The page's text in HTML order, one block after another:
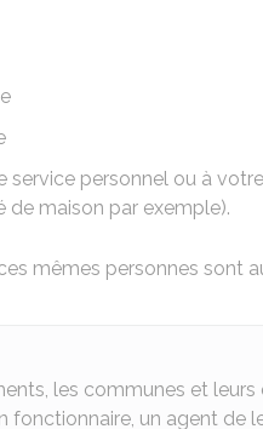
service personnel ou à
de maison par exemple).
mêmes personnes sont
les communes et
fonctionnaire, un agent de